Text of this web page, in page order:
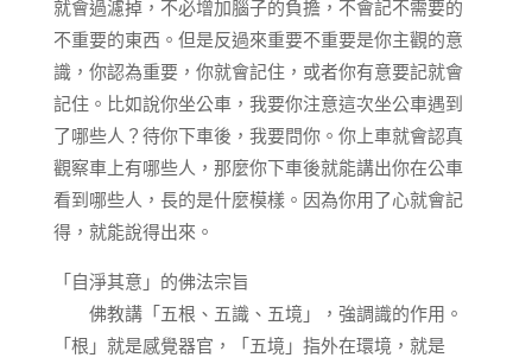
就會過濾掉，不必增加腦子的負擔，不會記不需要的
不重要的東西。但是反過來重要不重要是你主觀的意
識，你認為重要，你就會記住，或者你有意要記就會
記住。比如說你坐公車，我要你注意這次坐公車遇到
了哪些人？待你下車後，我要問你。你上車就會認真
觀察車上有哪些人，那麼你下車後就能講出你在公車
看到哪些人，長的是什麼模樣。因為你用了心就會記
得，就能說得出來。
「自淨其意」的佛法宗旨
佛教講「五根、五識、五境」，強調識的作用。
「根」就是感覺器官，「五境」指外在環境，就是